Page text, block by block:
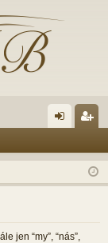
lá
sit
ist
ro
jen “my”, “nás”,